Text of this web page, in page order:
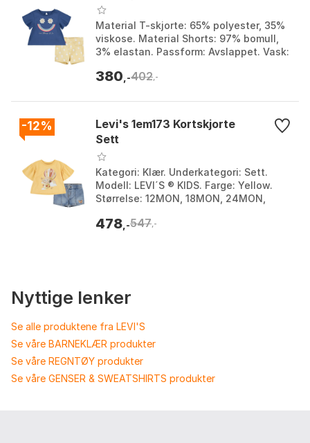
Material T-skjorte: 65% polyester, 35%
viskose. Material Shorts: 97% bomull,
3% elastan. Passform: Avslappet. Vask:
Farge: Coa...
380 ,-402,-
-12%
Levi's 1em173 Kortskjorte
Sett
Kategori: Klær. Underkategori: Sett.
Modell: LEVI´S ® KIDS. Farge: Yellow.
Størrelse: 12MON, 18MON, 24MON,
478 ,-547,-
Nyttige lenker
Se alle produktene fra LEVI'S
Se våre BARNEKLÆR produkter
Se våre REGNTØY produkter
Se våre GENSER & SWEATSHIRTS produkter